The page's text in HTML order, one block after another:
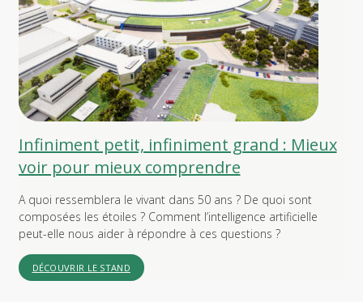
Infiniment petit, infiniment grand : Mieux
voir pour mieux comprendre
A quoi ressemblera le vivant dans 50 ans ? De quoi sont
composées les étoiles ? Comment l’intelligence artificielle
peut-elle nous aider à répondre à ces questions ?
DÉCOUVRIR LE STAND